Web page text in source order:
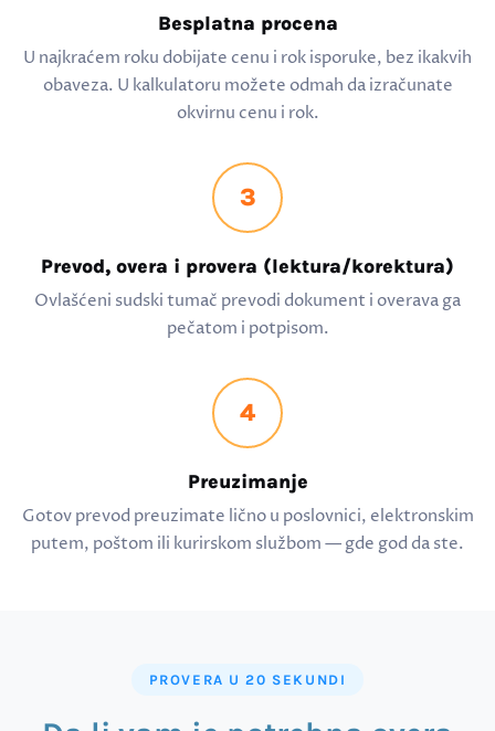
Besplatna procena
U najkraćem roku dobijate cenu i rok isporuke, bez ikakvih
obaveza. U kalkulatoru možete odmah da izračunate
okvirnu cenu i rok.
3
Prevod, overa i provera (lektura/korektura)
Ovlašćeni sudski tumač prevodi dokument i overava ga
pečatom i potpisom.
4
Preuzimanje
Gotov prevod preuzimate lično u poslovnici, elektronskim
putem, poštom ili kurirskom službom — gde god da ste.
PROVERA U 20 SEKUNDI